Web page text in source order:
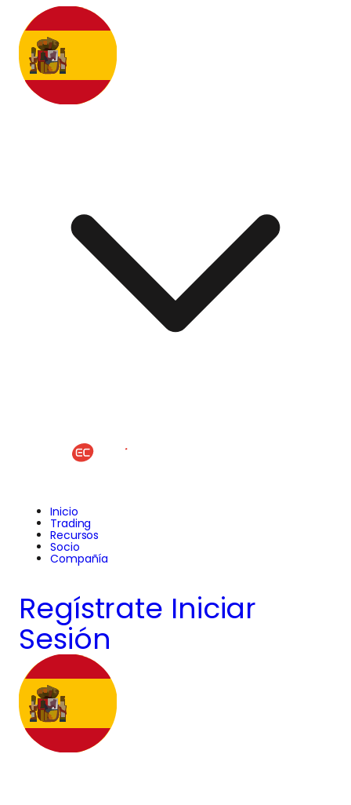
Inicio
Trading
Recursos
Socio
Compañía
Regístrate Iniciar
Sesión